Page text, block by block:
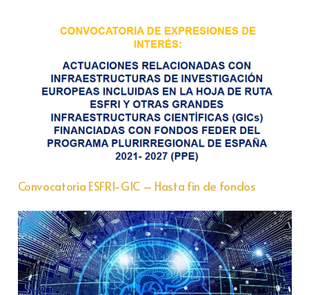
Convocatoria ESFRI-GIC – Hasta fin de fondos